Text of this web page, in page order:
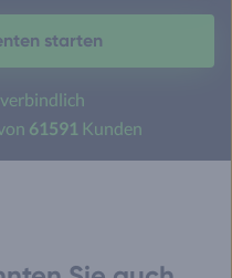
starten
61591 Kunden